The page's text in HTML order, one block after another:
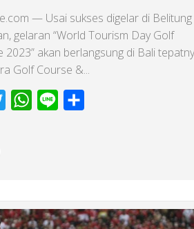
— Usai sukses digelar di Belitung
gelaran “World Tourism Day Golf
2023” akan berlangsung di Bali
Golf Course &...
Twitter WhatsApp
Line